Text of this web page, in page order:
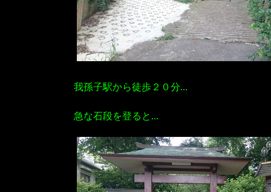
我孫子駅から徒歩２０分…
急な石段を登ると…